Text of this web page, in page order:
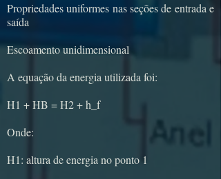
Propriedades uniformes nas seções de entrada e
saída
Escoamento unidimensional
A equação da energia utilizada foi:
H1 + HB = H2 + h_f
Onde:
H1: altura de energia no ponto 1